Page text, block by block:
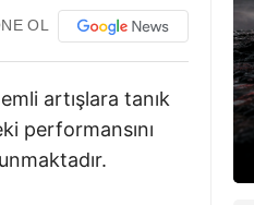
OL
artışlara tanık
performansını